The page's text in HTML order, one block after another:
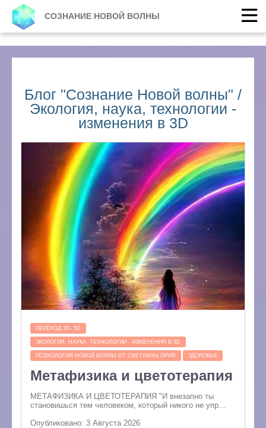
СОЗНАНИЕ НОВОЙ ВОЛНЫ
Блог "Сознание Новой волны" /
Экология, наука, технологии -
изменения в 3D
ПЕРЕХОД 3D- 5D
ЭКОЛОГИЯ, НАУКА, ТЕХНОЛОГИИ - ИЗМЕНЕНИЯ В 3D
ПСИХОЛОГИЯ НОВОЙ ВОЛНЫ ОТ СВЕТЛАНЫ ОРИЯ ЗДОРОВЬЕ
Метафизика и цветотерапия
МЕТАФИЗИКА И ЦВЕТОТЕРАПИЯ "И внезапно ты
становишься тем человеком, который никого не упр...
Опубликовано: 3 Августа 2026